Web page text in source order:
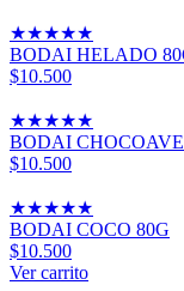
★★★★★
BODAI HELADO
$10.500
★★★★★
BODAI
$10.500
★★★★★
BODAI COCO 80G
$10.500
Ver carrito